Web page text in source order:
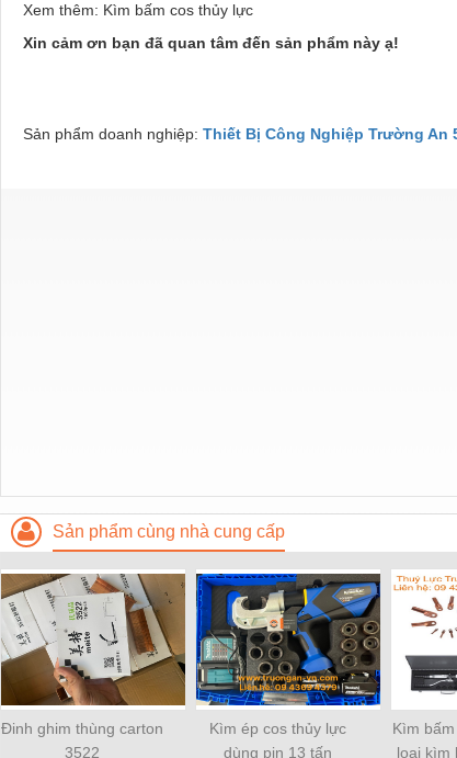
Xem thêm: Kìm bấm cos thủy lực
Xin cảm ơn bạn đã quan tâm đến sản phẩm này ạ!
Sản phẩm doanh nghiệp: Thiết Bị Công Nghiệp Trường An
Sản phẩm cùng nhà cung cấp
Đinh ghim thùng carton
3522
Kìm ép cos thủy lực
dùng pin 13 tấn
Kìm
loại kìm